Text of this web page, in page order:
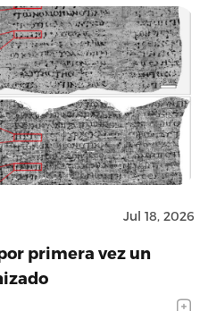
Jul 18, 2026
primera vez un